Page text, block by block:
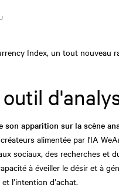
Index, un tout
son apparition sur la scène
alimentée par l'IA
sociaux, des recherches et
à éveiller le désir et à
l’intention d’achat.